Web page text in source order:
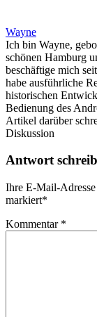
Wayne
Ich bin Wayne,
schönen Hamburg
beschäftige mich
habe ausführliche
historischen
Bedienung des
Artikel darüber
Diskussion
Antwort
Ihre E-Mail-
markiert*
Kommentar *